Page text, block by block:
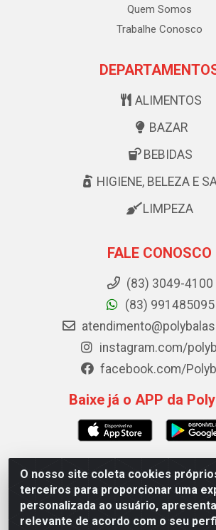
O nosso site coleta cookies
terceiros para proporcionar uma
personalizada ao usuário,
relevante de acordo com o seu
Quem Somos
Trabalhe Conosco
ALIMENTOS
BAZAR
BEBIDAS
HIGIENE, BELEZA E
LIMPEZA
FALE CONOSCO
(83) 3049-4100
(83) 991485095
instagram.com/
facebook.com/
Baixe já o APP da
Polybalas - Rua João Miguel de Souza,
Ernesto Geisel, João Pessoa/PB - CEP
00.909.327/0002-61